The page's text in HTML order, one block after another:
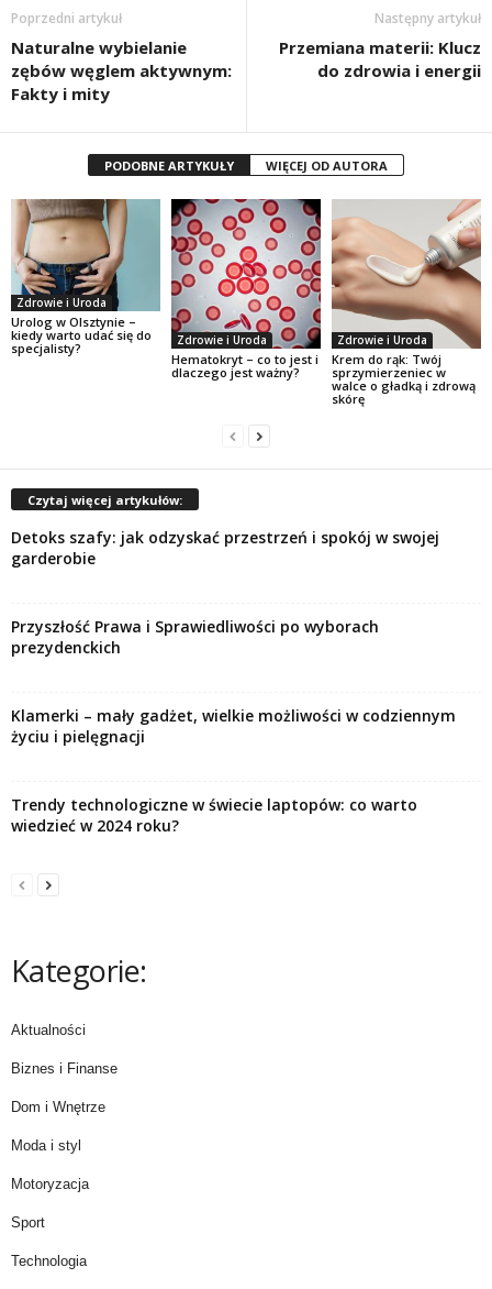
Poprzedni artykuł
Naturalne wybielanie
zębów węglem aktywnym:
Fakty i mity
Następny artykuł
Przemiana materii: Klucz
do zdrowia i energii
PODOBNE ARTYKUŁY WIĘCEJ OD AUTORA
Zdrowie i Uroda
Urolog w Olsztynie –
kiedy warto udać się do
specjalisty?
Zdrowie i Uroda
Hematokryt – co to jest i
dlaczego jest ważny?
Zdrowie i Uroda
Krem do rąk: Twój
sprzymierzeniec w
walce o gładką i zdrową
skórę
Czytaj więcej artykułów:
Detoks szafy: jak odzyskać przestrzeń i spokój w swojej
garderobie
Przyszłość Prawa i Sprawiedliwości po wyborach
prezydenckich
Klamerki – mały gadżet, wielkie możliwości w codziennym
życiu i pielęgnacji
Trendy technologiczne w świecie laptopów: co warto
wiedzieć w 2024 roku?
Kategorie:
Aktualności
Biznes i Finanse
Dom i Wnętrze
Moda i styl
Motoryzacja
Sport
Technologia